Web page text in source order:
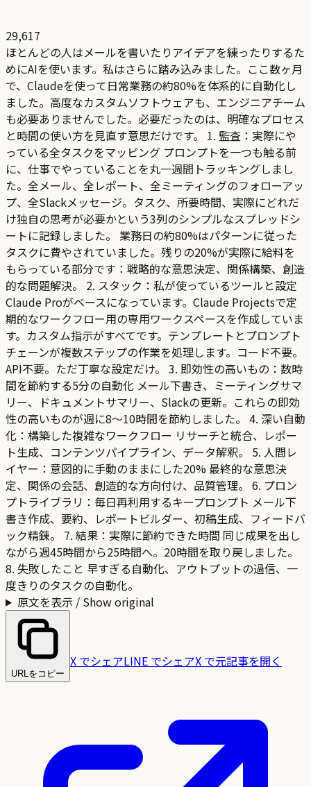
29,617
ほとんどの人はメールを書いたりアイデアを練ったりするた
めにAIを使います。私はさらに踏み込みました。ここ数ヶ月
で、Claudeを使って日常業務の約80%を体系的に自動化し
ました。高度なカスタムソフトウェアも、エンジニアチーム
も必要ありませんでした。必要だったのは、明確なプロセス
と時間の使い方を見直す意思だけです。 1. 監査：実際にや
っている全タスクをマッピング プロンプトを一つも触る前
に、仕事でやっていることを丸一週間トラッキングしまし
た。全メール、全レポート、全ミーティングのフォローアッ
プ、全Slackメッセージ。タスク、所要時間、実際にどれだ
け独自の思考が必要かという3列のシンプルなスプレッドシ
ートに記録しました。 業務日の約80%はパターンに従った
タスクに費やされていました。残りの20%が実際に給料を
もらっている部分です：戦略的な意思決定、関係構築、創造
的な問題解決。 2. スタック：私が使っているツールと設定
Claude Proがベースになっています。Claude Projectsで定
期的なワークフロー用の専用ワークスペースを作成していま
す。カスタム指示がすべてです。テンプレートとプロンプト
チェーンが複数ステップの作業を処理します。コード不要。
API不要。ただ丁寧な設定だけ。 3. 即効性の高いもの：数時
間を節約する5分の自動化 メール下書き、ミーティングサマ
リー、ドキュメントサマリー、Slackの更新。これらの即効
性の高いものが週に8〜10時間を節約しました。 4. 深い自動
化：構築した複雑なワークフロー リサーチと統合、レポー
ト生成、コンテンツパイプライン、データ解釈。 5. 人間レ
イヤー：意図的に手動のままにした20% 最終的な意思決
定、関係の会話、創造的な方向付け、品質管理。 6. プロン
プトライブラリ：毎日再利用するキープロンプト メール下
書き作成、要約、レポートビルダー、初稿生成、フィードバ
ック精錬。 7. 結果：実際に節約できた時間 同じ成果を出し
ながら週45時間から25時間へ。20時間を取り戻しました。
8. 失敗したこと 早すぎる自動化、アウトプットの過信、一
度きりのタスクの自動化。
原文を表示 / Show original
URLをコピー
X でシェアLINE でシェアX で元記事を開く